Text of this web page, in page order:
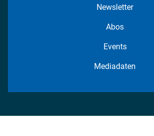
Newsletter
Abos
Events
Mediadaten